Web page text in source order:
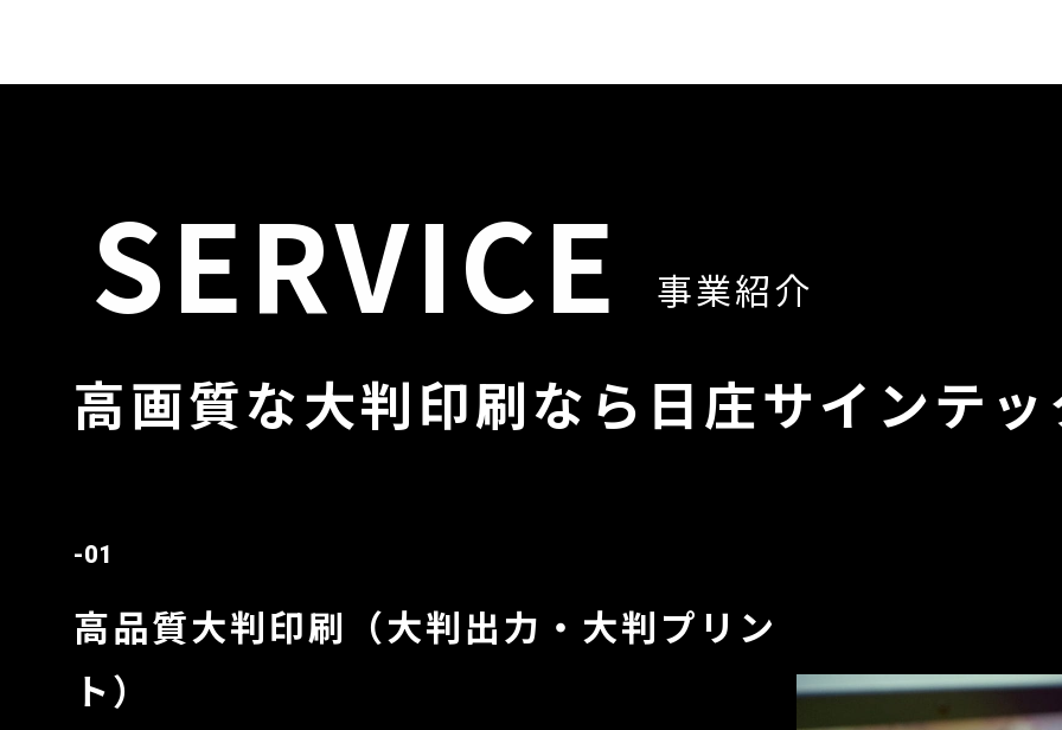
SERVICE 事業紹介
高画質な大判印刷なら日庄サインテ
-01
高品質大判印刷（大判出力・大判プリン
ト）